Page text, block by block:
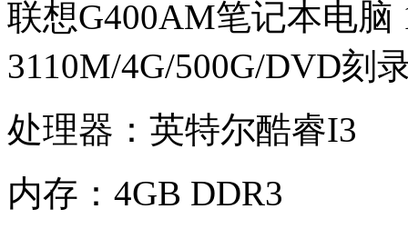
联想G400AM笔记本电脑
3110M/4G/500G/DVD刻
处理器：英特尔酷睿I3
内存：4GB DDR3